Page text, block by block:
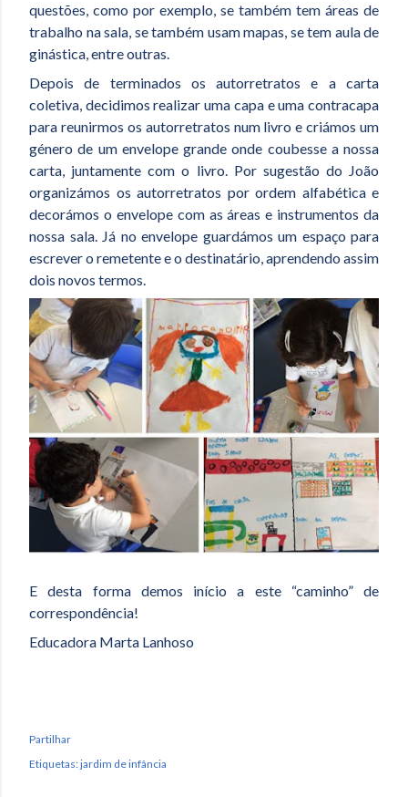
questões, como por exemplo, se também tem áreas de
trabalho na sala, se também usam mapas, se tem aula de
ginástica, entre outras.
Depois de terminados os autorretratos e a carta
coletiva, decidimos realizar uma capa e uma contracapa
para reunirmos os autorretratos num livro e criámos um
género de um envelope grande onde coubesse a nossa
carta, juntamente com o livro. Por sugestão do João
organizámos os autorretratos por ordem alfabética e
decorámos o envelope com as áreas e instrumentos da
nossa sala. Já no envelope guardámos um espaço para
escrever o remetente e o destinatário, aprendendo assim
dois novos termos.
E desta forma demos início a este “caminho” de
correspondência!
Educadora Marta Lanhoso
Partilhar
Etiquetas:jardim de infância